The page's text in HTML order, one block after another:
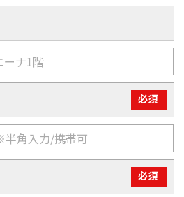
必須
必須